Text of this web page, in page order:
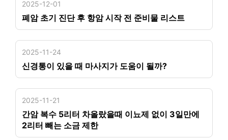
2025-12-01
폐암 초기 진단 후 항암 시작 전 준비물 리스트
2025-11-24
신경통이 있을 때 마사지가 도움이 될까?
2025-11-21
간암 복수 5리터 차올랐을때 이뇨제 없이 3일만에
2리터 빼는 소금 제한